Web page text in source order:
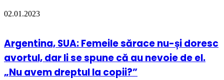
02.01.2023
Argentina, SUA: Femeile sărace nu-și doresc
avortul, dar li se spune că au nevoie de el.
„Nu avem dreptul la copii?”